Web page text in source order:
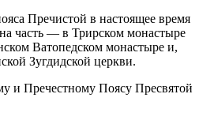
Пречистой в настоящее время
часть — в Трирском монастыре
Ватопедском монастыре и,
Зугдидской церкви.
и Пречестному Поясу Пресвятой